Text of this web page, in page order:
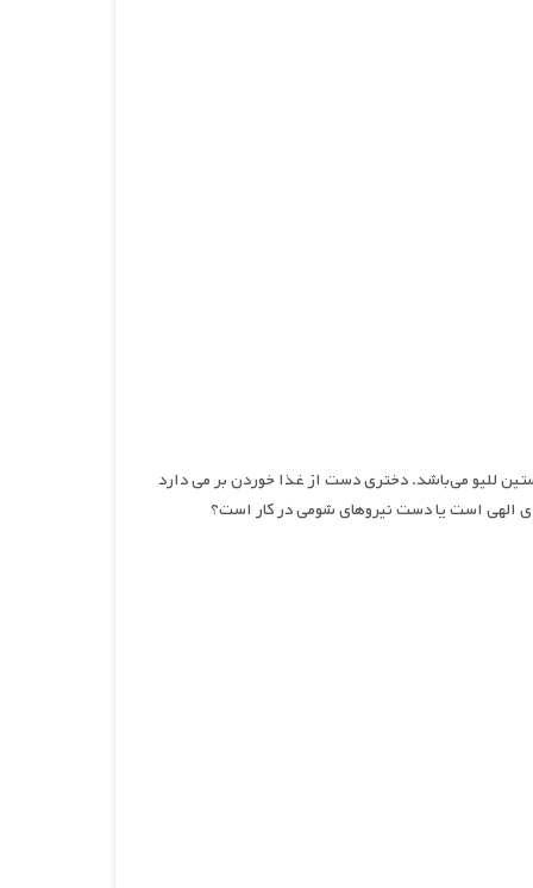
محصول سال ۲۰۲۲ به کارگردانی سباستین للیو می‌باشد. دختری دست از غذا خوردن بر می دارد
الهی است یا دست نیروهای شومی در کار است؟